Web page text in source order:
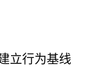
立行为基线